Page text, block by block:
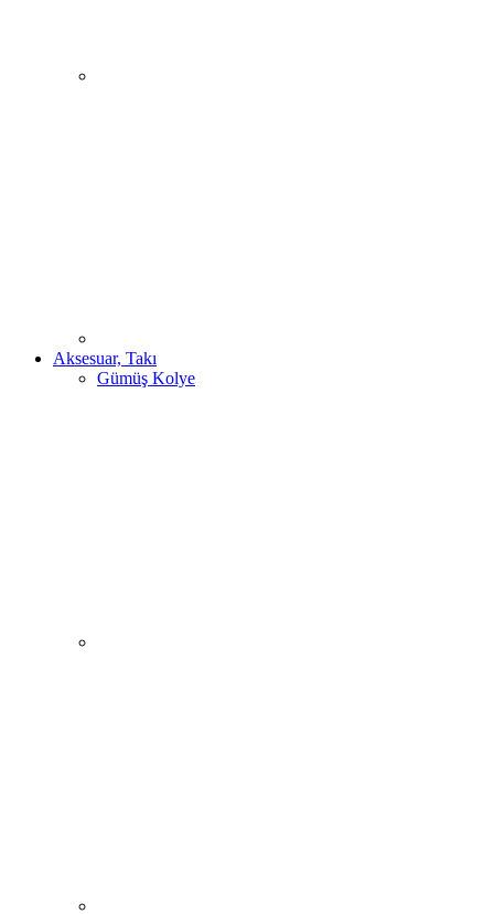
Aksesuar, Takı
Gümüş Kolye